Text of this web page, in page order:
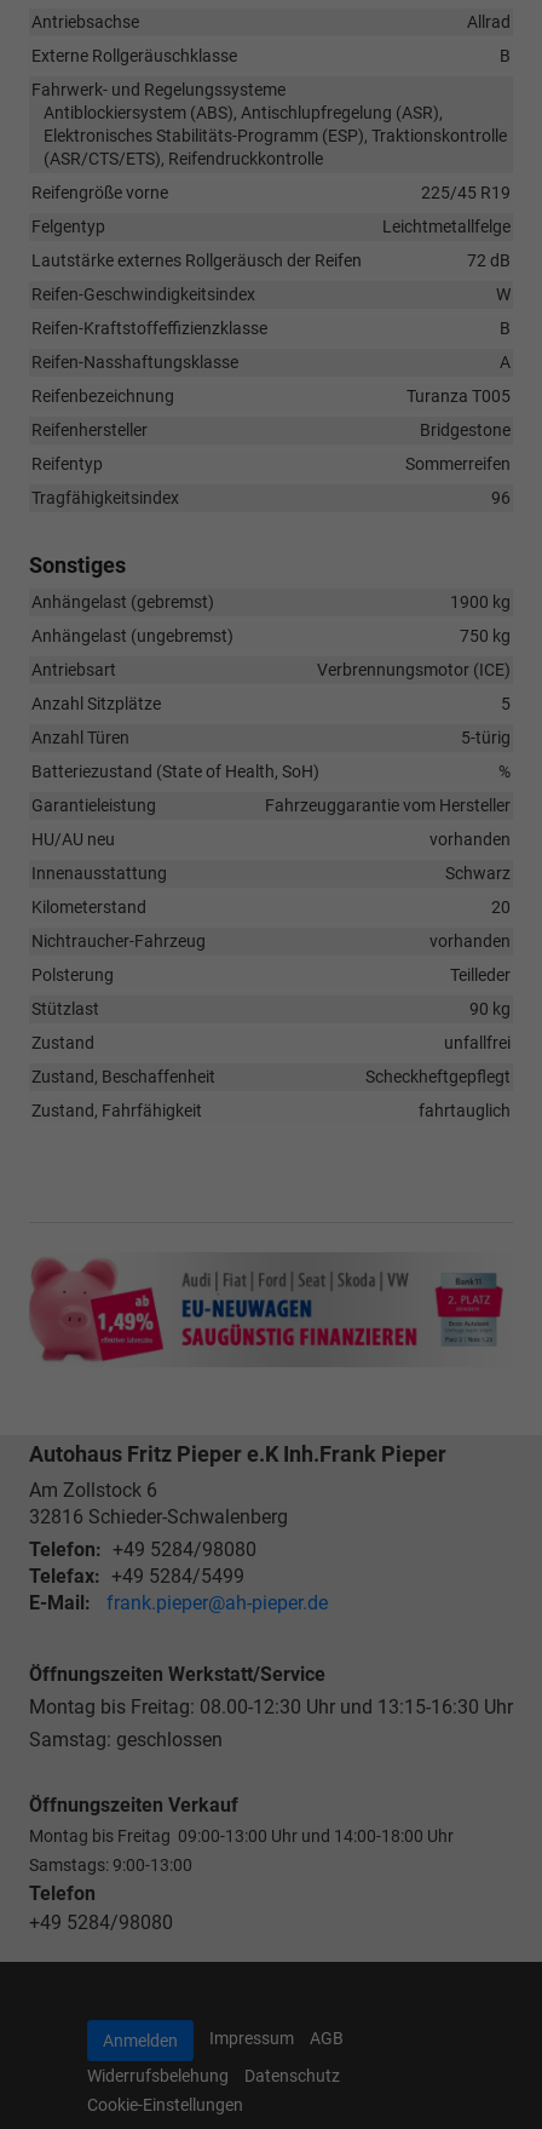
Antriebsachse
Allrad
Externe Rollgeräuschklasse
B
Fahrwerk- und Regelungssysteme
Antiblockiersystem (ABS), Antischlupfregelung (ASR),
Elektronisches Stabilitäts-Programm (ESP), Traktionskontrolle
(ASR/CTS/ETS), Reifendruckkontrolle
Reifengröße vorne
225/45 R19
Felgentyp
Leichtmetallfelge
Lautstärke externes Rollgeräusch der Reifen
72 dB
Reifen-Geschwindigkeitsindex
W
Reifen-Kraftstoffeffizienzklasse
B
Reifen-Nasshaftungsklasse
A
Reifenbezeichnung
Turanza T005
Reifenhersteller
Bridgestone
Reifentyp
Sommerreifen
Tragfähigkeitsindex
96
Sonstiges
Anhängelast (gebremst)
1900 kg
Anhängelast (ungebremst)
750 kg
Antriebsart
Verbrennungsmotor (ICE)
Anzahl Sitzplätze
5
Anzahl Türen
5-türig
Batteriezustand (State of Health, SoH)
%
Garantieleistung
Fahrzeuggarantie vom Hersteller
HU/AU neu
vorhanden
Innenausstattung
Schwarz
Kilometerstand
20
Nichtraucher-Fahrzeug
vorhanden
Polsterung
Teilleder
Stützlast
90 kg
Zustand
unfallfrei
Zustand, Beschaffenheit
Scheckheftgepflegt
Zustand, Fahrfähigkeit
fahrtauglich
Autohaus Fritz Pieper e.K Inh.Frank Pieper
Am Zollstock 6
32816 Schieder-Schwalenberg
Telefon: +49 5284/98080
Telefax: +49 5284/5499
E-Mail:
frank.pieper@ah-pieper.de
Öffnungszeiten Werkstatt/Service
Montag bis Freitag: 08.00-12:30 Uhr und 13:15-16:30 Uhr
Samstag: geschlossen
Öffnungszeiten Verkauf
Montag bis Freitag 09:00-13:00 Uhr und 14:00-18:00 Uhr
Samstags: 9:00-13:00
Telefon
+49 5284/98080
Anmelden Impressum
AGB
Widerrufsbelehung
Datenschutz
Cookie-Einstellungen